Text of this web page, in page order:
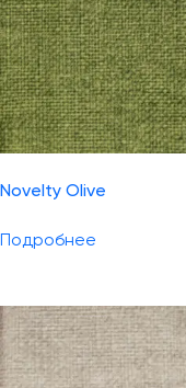
Novelty Olive
Подробнее